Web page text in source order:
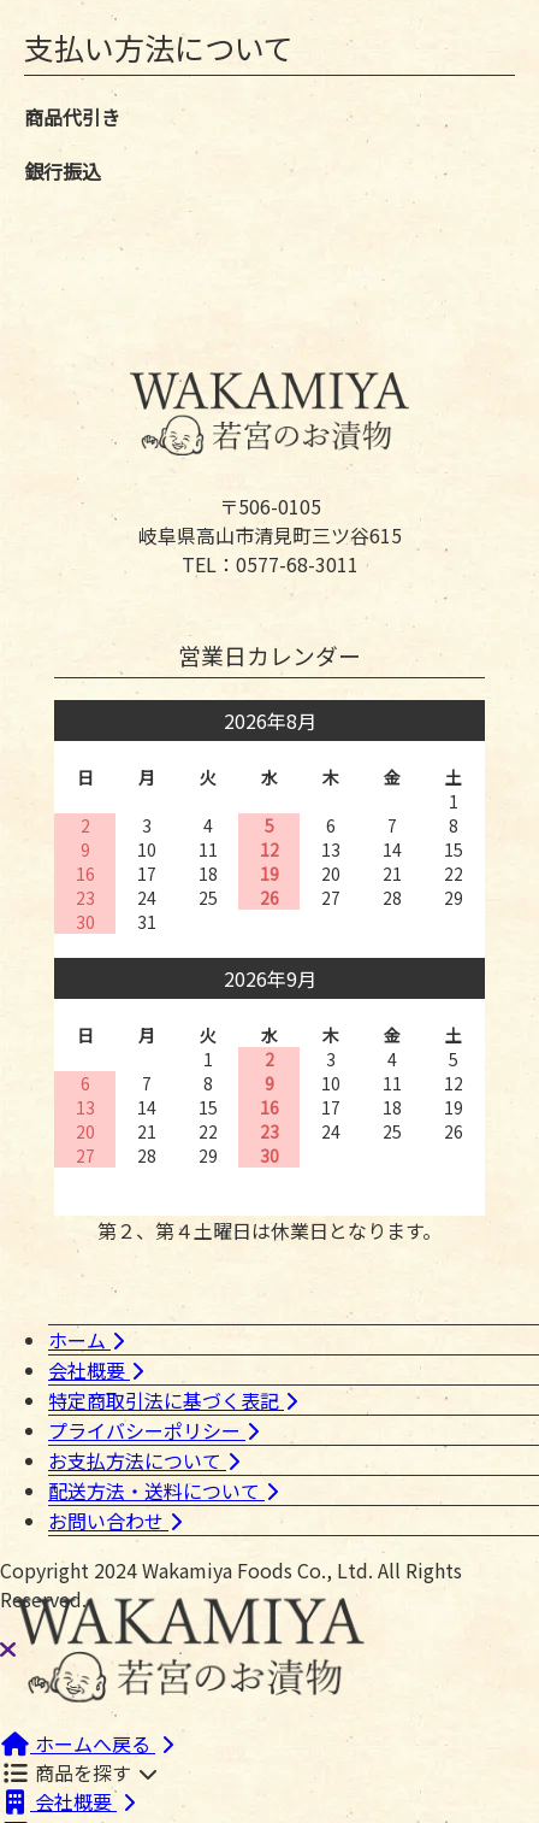
支払い方法について
商品代引き
銀行振込
〒506-0105
岐阜県高山市清見町三ツ谷615
TEL：0577-68-3011
営業日カレンダー
2026年8月
日 月 火 水 木 金
土
1
2
3 4 5 6 7
8
9
10 11 12 13 14
15
16
17 18 19 20 21
22
23
24 25 26 27 28
29
30
31
2026年9月
日 月 火 水 木 金
土
1
2 3 4
5
6
7 8 9 10 11
12
13
14 15 16 17 18
19
20
21 22 23 24 25
26
27
28 29 30
第２、第４土曜日は休業日となります。
ホーム
会社概要
特定商取引法に基づく表記
プライバシーポリシー
お支払方法について
配送方法・送料について
お問い合わせ
Copyright 2024 Wakamiya Foods Co., Ltd. All Rights
Reserved.
ホームへ戻る
商品を探す
会社概要